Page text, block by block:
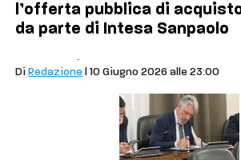
l’offerta pubblica di
da parte di Intesa Sanpaolo
Di Redazione | 10 Giugno 2026 alle 23:00